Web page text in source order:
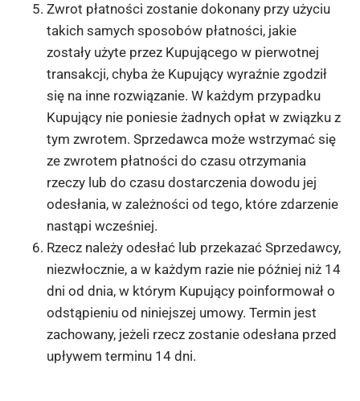
Zwrot płatności zostanie dokonany przy użyciu
takich samych sposobów płatności, jakie
zostały użyte przez Kupującego w pierwotnej
transakcji, chyba że Kupujący wyraźnie zgodził
się na inne rozwiązanie. W każdym przypadku
Kupujący nie poniesie żadnych opłat w związku z
tym zwrotem. Sprzedawca może wstrzymać się
ze zwrotem płatności do czasu otrzymania
rzeczy lub do czasu dostarczenia dowodu jej
odesłania, w zależności od tego, które zdarzenie
nastąpi wcześniej.
Rzecz należy odesłać lub przekazać Sprzedawcy,
niezwłocznie, a w każdym razie nie później niż 14
dni od dnia, w którym Kupujący poinformował o
odstąpieniu od niniejszej umowy. Termin jest
zachowany, jeżeli rzecz zostanie odesłana przed
upływem terminu 14 dni.